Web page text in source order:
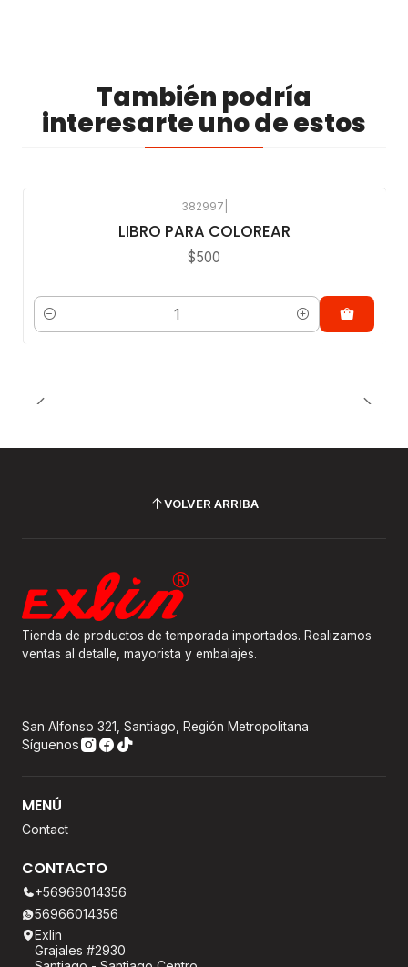
También podría
interesarte uno de estos
382997
LIBRO PARA COLOREAR
$500
Cantidad
VOLVER ARRIBA
Tienda de productos de temporada importados. Realizamos
ventas al detalle, mayorista y embalajes.
San Alfonso 321, Santiago, Región Metropolitana
Síguenos
MENÚ
Contact
CONTACTO
+56966014356
56966014356
Exlin
Grajales #2930